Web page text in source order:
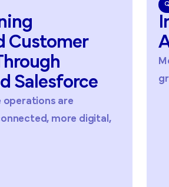
Customer
Salesforce
operations are
more digital,